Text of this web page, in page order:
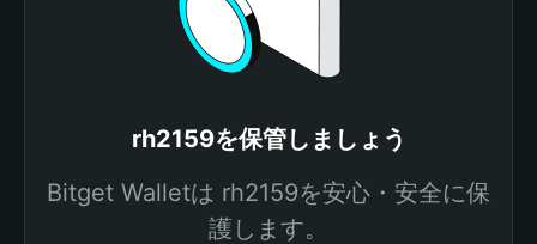
rh2159を保管しましょう
Bitget Walletは rh2159を安心・安全に保
護します。